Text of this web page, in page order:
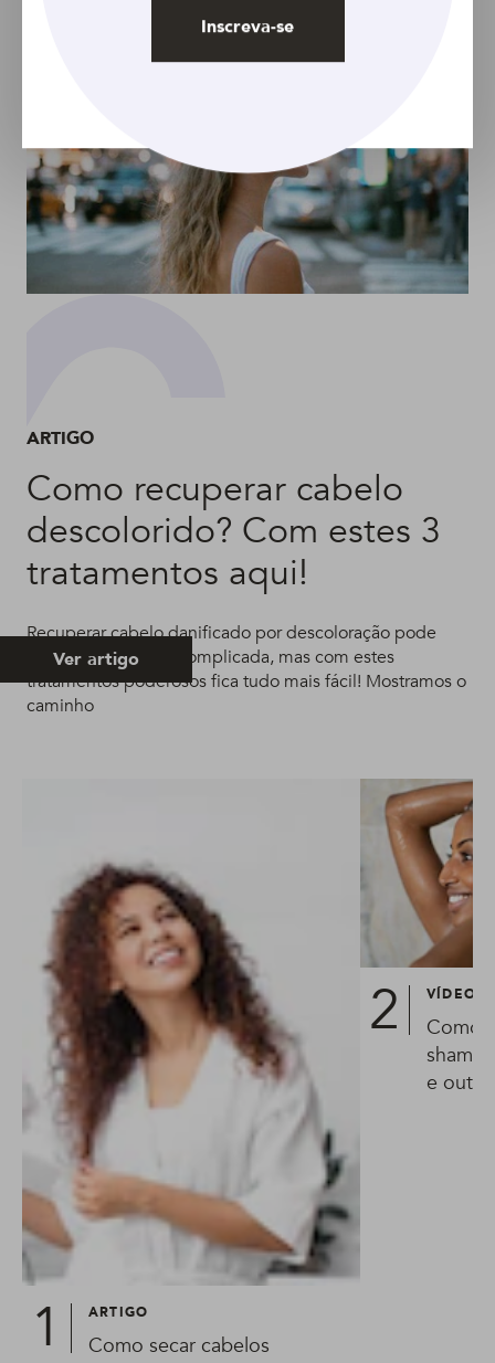
ARTIGO
Como recuperar cabelo
descolorido? Com estes 3
tratamentos aqui!
Recuperar cabelo danificado por descoloração pode
parecer uma tarefa complicada, mas com estes
tratamentos poderosos fica tudo mais fácil! Mostramos o
caminho
Ver artigo
ARTIGO
Como secar cabelos
VÍDEO
Como
e
Inscreva-se